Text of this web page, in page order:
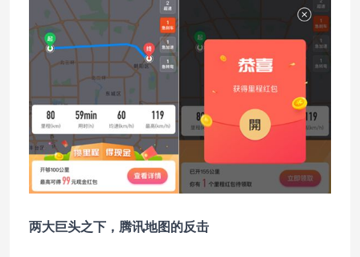
两大巨头之下，腾讯地图的反击